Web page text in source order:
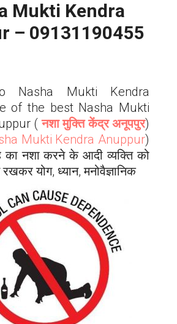
Mukti Kendra
– 09131190455
Nasha Mukti Kendra
of the best Nasha Mukti
(नशा मुक्ति केंद्र अनूपपुर)
Mukti Kendra Anuppur)
का नशा करने के आदी व्यक्ति को
रखकर योग, ध्यान, मनोवैज्ञानिक